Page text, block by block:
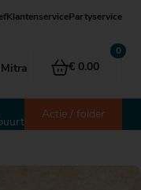
KlantenservicePartyservice
€ 0.00
Actie / folder